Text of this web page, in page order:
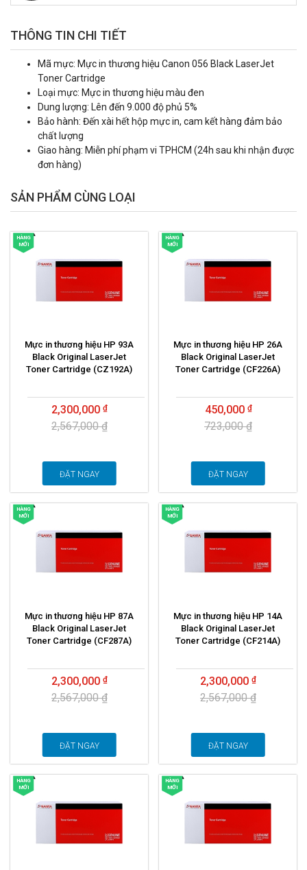
THÔNG TIN CHI TIẾT
Mã mực: Mực in thương hiệu Canon 056 Black LaserJet
Toner Cartridge
Loại mực: Mực in thương hiệu màu đen
Dung lượng: Lên đến 9.000 độ phủ 5%
Bảo hành: Đến xài hết hộp mực in, cam kết hàng đảm bảo
chất lượng
Giao hàng: Miễn phí phạm vi TPHCM (24h sau khi nhận được
đơn hàng)
SẢN PHẨM CÙNG LOẠI
HÀNG
MỚI
Mực in thương hiệu HP 93A
Black Original LaserJet
Toner Cartridge (CZ192A)
2,300,000
2,567,000 ₫
ĐẶT NGAY
HÀNG
MỚI
Mực in thương hiệu HP 26A
Black Original LaserJet
Toner Cartridge (CF226A)
450,000
723,000 ₫
ĐẶT NGAY
HÀNG
MỚI
Mực in thương hiệu HP 87A
Black Original LaserJet
Toner Cartridge (CF287A)
2,300,000
2,567,000 ₫
ĐẶT NGAY
HÀNG
MỚI
Mực in thương hiệu HP 14A
Black Original LaserJet
Toner Cartridge (CF214A)
2,300,000
2,567,000 ₫
ĐẶT NGAY
HÀNG
MỚI
HÀNG
MỚI